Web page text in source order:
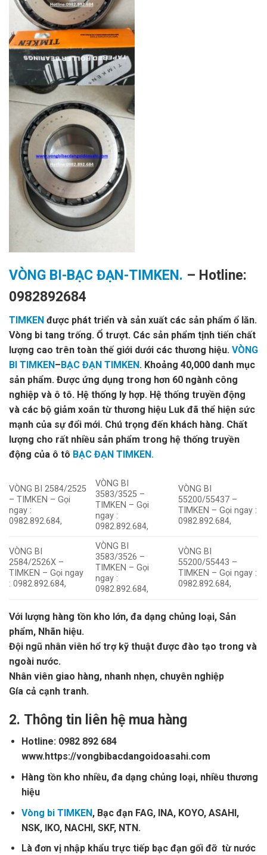
VÒNG BI-BẠC ĐẠN-TIMKEN. – Hotline:
0982892684
TIMKEN được phát triển và sản xuất các sản phẩm ổ lăn.
Vòng bi tang trống. Ổ trượt. Các sản phẩm tịnh tiến chất
lượng cao trên toàn thế giới dưới các thương hiệu. VÒNG
BI TIMKEN – BẠC ĐẠN TIMKEN . Khoảng 40,000 danh mục
sản phẩm. Được ứng dụng trong hơn 60 ngành công
nghiệp và ô tô. Hệ thống ly hợp. Hệ thống truyền động
và các bộ giảm xoắn từ thương hiệu Luk đã thể hiện sức
mạnh của sự đổi mới. Chú trọng đến khách hàng. Chất
lượng cho rất nhiều sản phẩm trong hệ thống truyền
động của ô tô BẠC ĐẠN TIMKEN.
VÒNG BI 2584/2525
– TIMKEN – Gọi
ngay :
0982.892.684,
VÒNG BI
3583/3525 –
TIMKEN – Gọi
ngay :
0982.892.684,
VÒNG BI
55200/55437 –
TIMKEN – Gọi ngay :
0982.892.684,
VÒNG BI
2584/2526X –
TIMKEN – Gọi ngay
: 0982.892.684,
VÒNG BI
3583/3526 –
TIMKEN – Gọi
ngay :
0982.892.684,
VÒNG BI
55200/55443 –
TIMKEN – Gọi ngay :
0982.892.684,
Với lượng hàng tồn kho lớn, đa dạng chủng loại, Sản
phẩm, Nhãn hiệu.
Đội ngũ nhân viên hổ trợ kỹ thuật được đào tạo trong và
ngoài nước.
Nhân viên giao hàng, nhanh nhẹn, chuyên nghiệp
Gía cả cạnh tranh.
2. Thông tin liên hệ mua hàng
Hotline: 0982 892 684
www.https://vongbibacdangoidoasahi.com
Hàng tồn kho nhiều, đa dạng chủng loại, nhiều thương
hiệu
Vòng bi TIMKEN, Bạc đạn FAG, INA, KOYO, ASAHI,
NSK, IKO, NACHI, SKF, NTN.
Là đơn vị nhập khẩu trực tiếp bạc đạn gối đỡ từ nước